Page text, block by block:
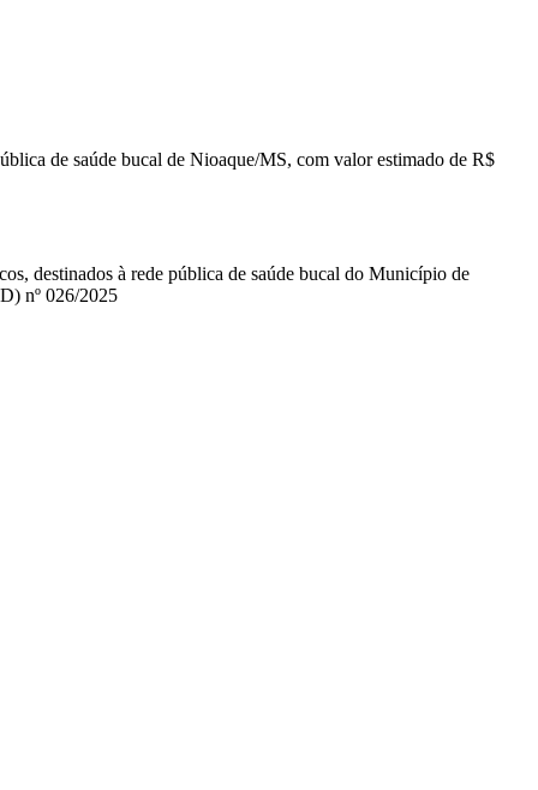
de saúde bucal de Nioaque/MS, com valor estimado de R$
destinados à rede pública de saúde bucal do Município de
nº 026/2025